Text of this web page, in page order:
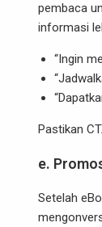
pembaca
informasi
“Ingin
Pastikan
e.
Setelah